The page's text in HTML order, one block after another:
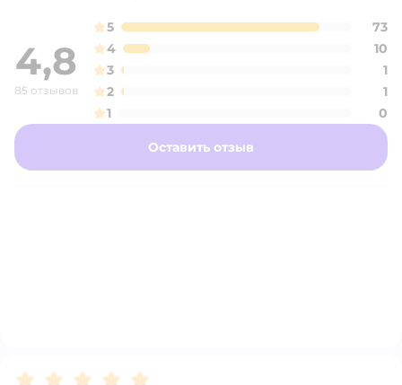
4,8
85 отзывов
5
73
4
10
3
1
2
1
1
0
Оставить отзыв
Рейтинг:5